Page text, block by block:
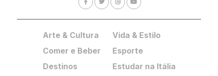
Arte & Cultura
Comer e Beber
Destinos
Vida & Estilo
Esporte
Estudar na Itália